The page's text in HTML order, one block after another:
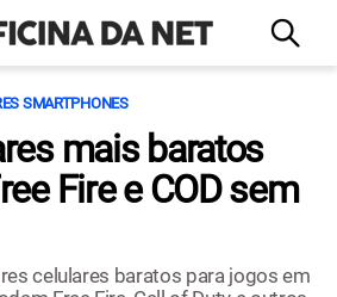
SMARTPHONES
mais baratos
Fire e COD sem
celulares baratos para jogos em